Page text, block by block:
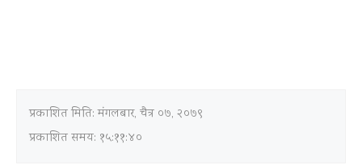
प्रकाशित मिति:मंगलबार, चैत्र ०७, २०७९
प्रकाशित समय: १५:११:४०